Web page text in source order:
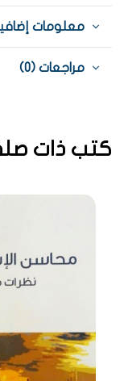
معلومات
مراجعات (0)
كتب ذات